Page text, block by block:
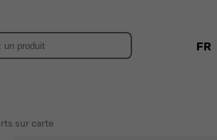
FR
sur carte